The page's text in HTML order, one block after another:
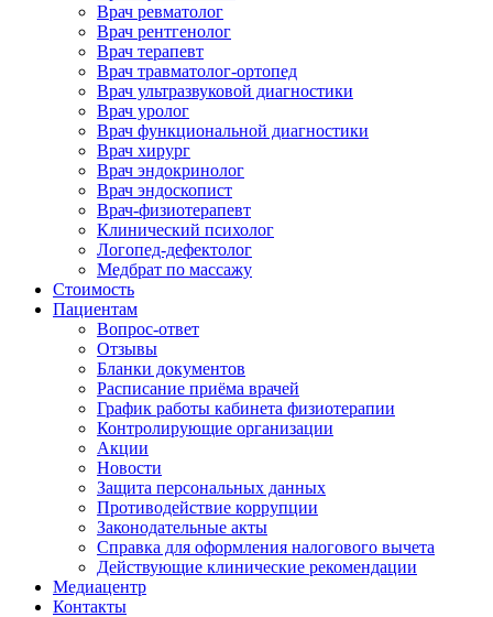
Врач ревматолог
Врач рентгенолог
Врач терапевт
Врач травматолог-ортопед
Врач ультразвуковой диагностики
Врач уролог
Врач функциональной диагностики
Врач хирург
Врач эндокринолог
Врач эндоскопист
Врач-физиотерапевт
Клинический психолог
Логопед-дефектолог
Медбрат по массажу
Стоимость
Пациентам
Вопрос-ответ
Отзывы
Бланки документов
Расписание приёма врачей
График работы кабинета физиотерапии
Контролирующие организации
Акции
Новости
Защита персональных данных
Противодействие коррупции
Законодательные акты
Справка для оформления налогового вычета
Действующие клинические рекомендации
Медиацентр
Контакты